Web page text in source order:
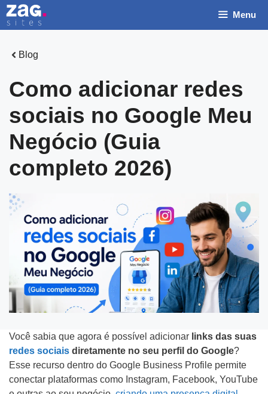
Pular
para
conteúdo
Menu
Blog
Como adicionar redes
sociais no Google Meu
Negócio (Guia
completo 2026)
Você sabia que agora é possível adicionar links das suas
redes sociais diretamente no seu perfil do Google?
Esse recurso dentro do Google Business Profile permite
conectar plataformas como Instagram, Facebook, YouTube
N
o
m
e
E
m
i
l
e
l
e
f
o
n
e
*
N
o
m
e
d
a
e
m
p
C
o
m
o
f
i
c
Tipo do Projeto
Criação de Site
Google ADS